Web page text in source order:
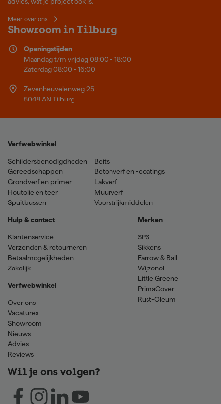
Meer over ons
Showroom in Tilburg
Openingstijden
Maandag t/m vrijdag 08:00 - 18:00
Zaterdag 08:00 - 16:00
Zevenheuvelenweg 25
5048 AN Tilburg
Verfwebwinkel
Schildersbenodigdheden
Gereedschappen
Grondverf en primer
Houtolie en teer
Spuitbussen
Beits
Betonverf en -coatings
Lakverf
Muurverf
Voorstrijkmiddelen
Hulp & contact
Klantenservice
Verzenden & retourneren
Betaalmogelijkheden
Zakelijk
Verfwebwinkel
Over ons
Vacatures
Showroom
Nieuws
Advies
Reviews
Merken
SPS
Sikkens
Farrow & Ball
Wijzonol
Little Greene
PrimaCover
Rust-Oleum
Wil je ons volgen?